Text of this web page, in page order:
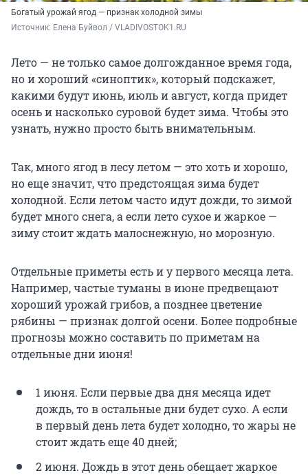
Богатый урожай ягод — признак холодной зимы
Источник: Елена Буйвол / VLADIVOSTOK1.RU
Лето — не только самое долгожданное время года,
но и хороший «синоптик», который подскажет,
какими будут июнь, июль и август, когда придет
осень и насколько суровой будет зима. Чтобы это
узнать, нужно просто быть внимательным.
Так, много ягод в лесу летом — это хоть и хорошо,
но еще значит, что предстоящая зима будет
холодной. Если летом часто идут дожди, то зимой
будет много снега, а если лето сухое и жаркое —
зиму стоит ждать малоснежную, но морозную.
Отдельные приметы есть и у первого месяца лета.
Например, частые туманы в июне предвещают
хороший урожай грибов, а позднее цветение
рябины — признак долгой осени. Более подробные
прогнозы можно составить по приметам на
отдельные дни июня!
1 июня. Если первые два дня месяца идет
дождь, то в остальные дни будет сухо. А если
в первый день лета будет холодно, то жары не
стоит ждать еще 40 дней;
2 июня. Дождь в этот день обещает жаркое